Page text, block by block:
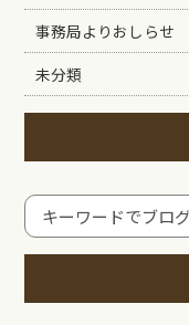
事務局よりおしらせ
未分類